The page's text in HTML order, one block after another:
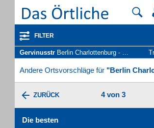
FILTER
Gervinusstr Berlin Charlottenburg - Unternehmen und Personen
Andere Ortsvorschläge für "Berlin
ZURÜCK 4 von 3
Die besten